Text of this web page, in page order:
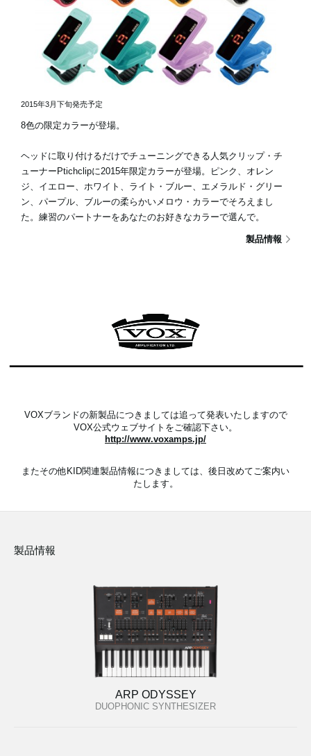
2015年3月下旬発売予定
8色の限定カラーが登場。
ヘッドに取り付けるだけでチューニングできる人気クリップ・チ
ューナーPtichclipに2015年限定カラーが登場。ピンク、オレン
ジ、イエロー、ホワイト、ライト・ブルー、エメラルド・グリー
ン、パープル、ブルーの柔らかいメロウ・カラーでそろえまし
た。練習のパートナーをあなたのお好きなカラーで選んで。
製品情報
VOXブランドの新製品につきましては追って発表いたしますので
VOX公式ウェブサイトをご確認下さい。
http://www.voxamps.jp/
またその他KID関連製品情報につきましては、後日改めてご案内い
たします。
製品情報
ARP ODYSSEY
DUOPHONIC SYNTHESIZER